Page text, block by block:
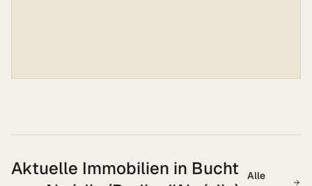
Aktuelle Immobilien in Bucht
Alle